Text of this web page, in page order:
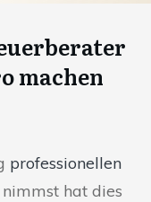
machen
professionellen
hat dies